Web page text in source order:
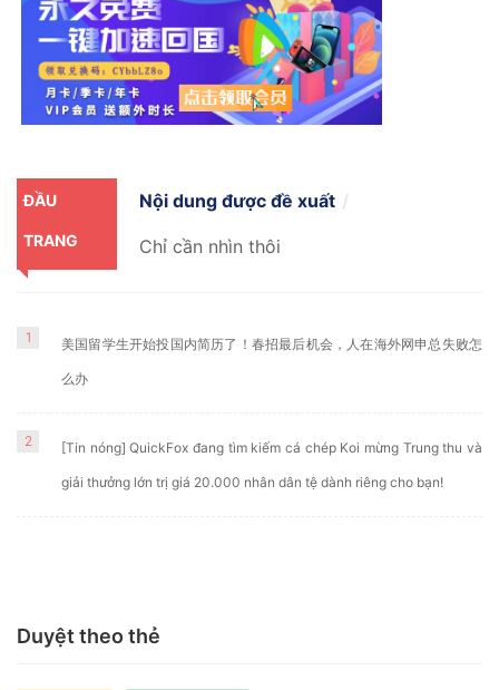
ĐẦU
TRANG
Nội dung được đề xuất
Chỉ cần nhìn thôi
1 美国留学生开始投国内简历了！春招最后机会，人在海外网申总失败怎
么办
2 [Tin nóng] QuickFox đang tìm kiếm cá chép Koi mừng Trung thu và
giải thưởng lớn trị giá 20.000 nhân dân tệ dành riêng cho bạn!
Duyệt theo thẻ